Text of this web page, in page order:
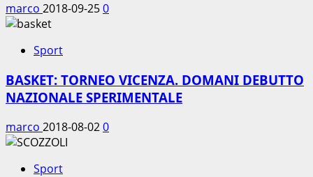
marco 2018-09-250
Sport
BASKET: TORNEO VICENZA. DOMANI DEBUTTO
NAZIONALE SPERIMENTALE
marco 2018-08-020
Sport